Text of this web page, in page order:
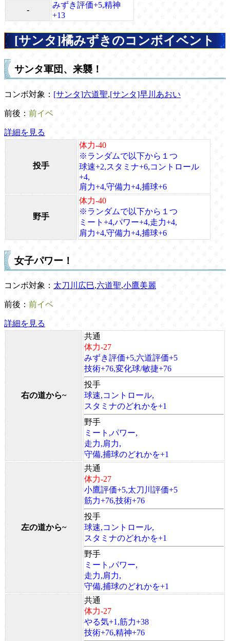
-
みずき評価+5,精神
+13
[サンタ]橘みずきのコンボイベント
サンタ軍団、来襲！
コンボ対象： [サンタ]六道聖,[サンタ]早川あおい
前後： 前イベ
詳細を見る
投手
体力-40
※ランダムで以下から１つ
球速+2,スタミナ+6,コントロール
+4,
肩力+4,守備力+4,捕球+6
野手
体力-40
※ランダムで以下から１つ
ミート+4,パワー+4,走力+4,
肩力+4,守備力+4,捕球+6
女子パワー！
コンボ対象： 太刀川広巳,六道聖,小鷹美麗
前後： 前イベ
詳細を見る
右の道から~
共通
体力-27
みずき評価+5,六道評価+5
技術+76,変化球/敏捷+76
投手
球速,コントロール,
スタミナのどれかを+1
野手
ミート,パワー,
走力,肩力,
守備,捕球のどれかを+1
左の道から~
共通
体力-27
小鷹評価+5,太刀川評価+5
筋力+76,技術+76
投手
球速,コントロール,
スタミナのどれかを+1
野手
ミート,パワー,
走力,肩力,
守備,捕球のどれかを+1
共通
体力-27
やる気+1,筋力+38
技術+76,精神+76